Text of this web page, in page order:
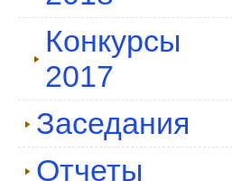
Конкурсы
2017
Заседания
Отчеты